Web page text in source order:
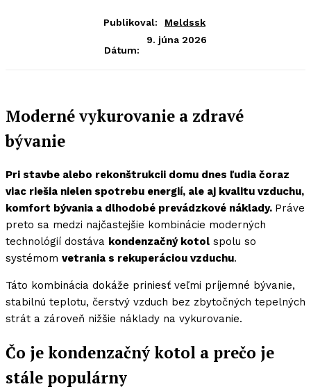
Publikoval: Meldssk
Dátum:
9. júna 2026
Moderné vykurovanie a zdravé
bývanie
Pri stavbe alebo rekonštrukcii domu dnes ľudia čoraz
viac riešia nielen spotrebu energií, ale aj kvalitu vzduchu,
komfort bývania a dlhodobé prevádzkové náklady. Práve
preto sa medzi najčastejšie kombinácie moderných
technológií dostáva kondenzačný kotol spolu so
systémom vetrania s rekuperáciou vzduchu.
Táto kombinácia dokáže priniesť veľmi príjemné bývanie,
stabilnú teplotu, čerstvý vzduch bez zbytočných tepelných
strát a zároveň nižšie náklady na vykurovanie.
Čo je kondenzačný kotol a prečo je
stále populárny